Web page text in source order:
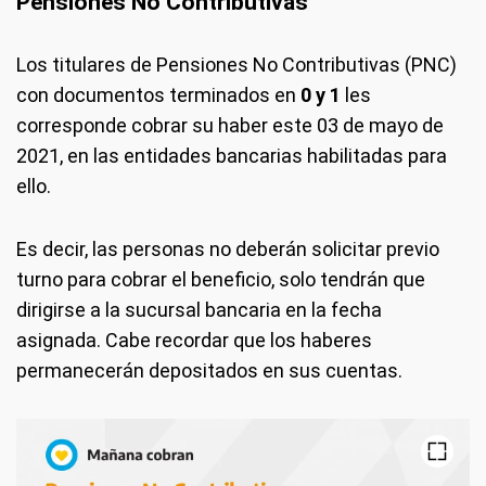
Los titulares de Pensiones No Contributivas (PNC)
con documentos terminados en 0 y 1 les
corresponde cobrar su haber este 03 de mayo de
2021, en las entidades bancarias habilitadas para
ello.
Es decir, las personas no deberán solicitar previo
turno para cobrar el beneficio, solo tendrán que
dirigirse a la sucursal bancaria en la fecha
asignada. Cabe recordar que los haberes
permanecerán depositados en sus cuentas.